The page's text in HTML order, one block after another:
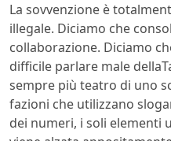
La sovvenzione è
illegale. Diciamo che
collaborazione. Diciamo
difficile parlare male
sempre più teatro di uno
fazioni che utilizzano
dei numeri, i soli elementi